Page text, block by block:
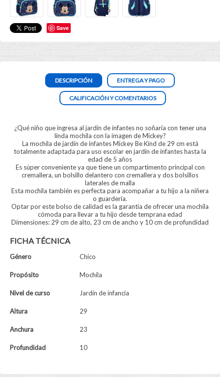
Save
DESCRIPCIÓN ENTREGA Y PAGO
CALIFICACIÓN Y COMENTARIOS
¿Qué niño que ingresa al jardín de infantes no soñaría con tener una
linda mochila con la imagen de Mickey?
La mochila de jardín de infantes Mickey Be Kind de 29 cm está
totalmente adaptada para uso escolar en jardín de infantes hasta la
edad de 5 años
Es súper conveniente ya que tiene un compartimento principal con
cremallera, un bolsillo delantero con cremallera y dos bolsillos
laterales de malla
Esta mochila también es perfecta para acompañar a tu hijo a la niñera
o guardería.
Optar por este bolso de calidad es la garantía de ofrecer una mochila
cómoda para llevar a tu hijo desde temprana edad
Dimensiones: 29 cm de alto, 23 cm de ancho y 10 cm de profundidad
FICHA TÉCNICA
Género Chico
Propósito Mochila
Nivel de curso Jardín de infancia
Altura 29
Anchura 23
Profundidad 10